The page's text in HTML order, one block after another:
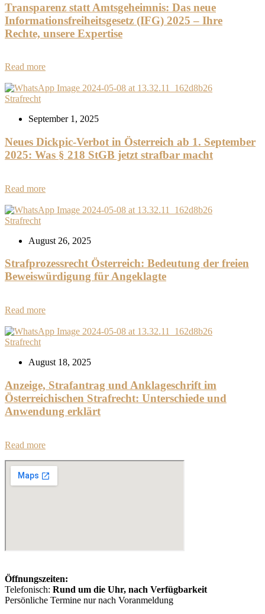
Transparenz statt Amtsgeheimnis: Das neue
Informationsfreiheitsgesetz (IFG) 2025 – Ihre
Rechte, unsere Expertise
Read more
Strafrecht
September 1, 2025
Neues Dickpic-Verbot in Österreich ab 1. September
2025: Was § 218 StGB jetzt strafbar macht
Read more
Strafrecht
August 26, 2025
Strafprozessrecht Österreich: Bedeutung der freien
Beweiswürdigung für Angeklagte
Read more
Strafrecht
August 18, 2025
Anzeige, Strafantrag und Anklageschrift im
Österreichischen Strafrecht: Unterschiede und
Anwendung erklärt
Read more
Öffnungszeiten:
Telefonisch: Rund um die Uhr, nach Verfügbarkeit
Persönliche Termine nur nach Voranmeldung